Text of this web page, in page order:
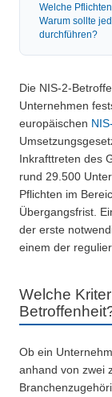
Welche
Warum sollte
durchführen?
Die NIS-2-
Unternehmen
europäischen
Inkrafttreten des
rund 29.500
Pflichten im
Übergangsfrist.
der erste
einem der
Welche
Ob ein
anhand von zwei